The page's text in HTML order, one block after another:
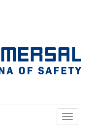
Toggle